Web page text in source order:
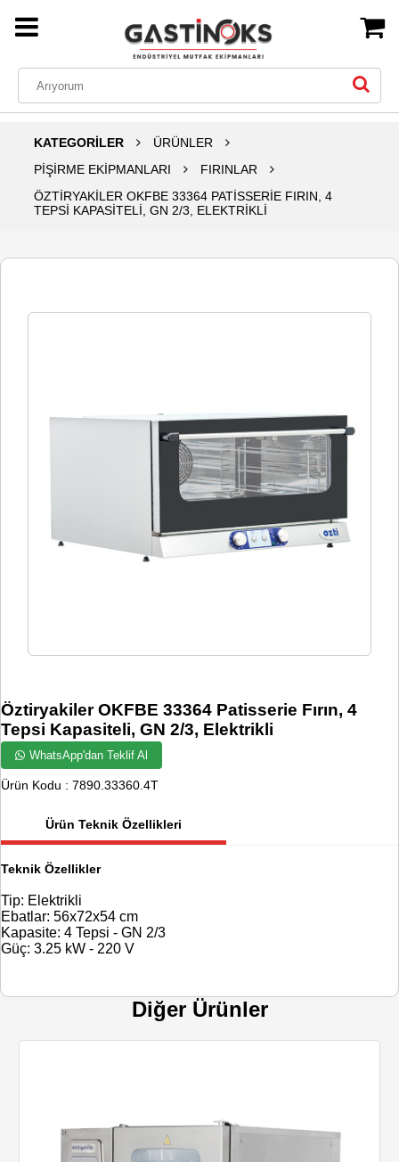
KATEGORİLER
ÜRÜNLER
PİŞİRME EKİPMANLARI
FIRINLAR
ÖZTİRYAKİLER OKFBE 33364 PATİSSERİE FIRIN, 4
TEPSİ KAPASİTELİ, GN 2/3, ELEKTRİKLİ
Öztiryakiler OKFBE 33364 Patisserie Fırın, 4
Tepsi Kapasiteli, GN 2/3, Elektrikli
WhatsApp'dan Teklif Al
Ürün Kodu : 7890.33360.4T
Ürün Teknik Özellikleri
Teknik Özellikler
Tip: Elektrikli
Ebatlar: 56x72x54 cm
Kapasite: 4 Tepsi - GN 2/3
Güç: 3.25 kW - 220 V
Diğer Ürünler